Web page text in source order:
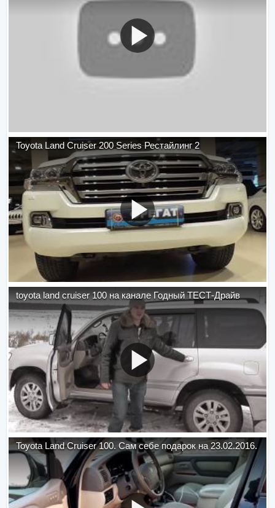
Toyota Land Cruiser 200 Series Рестайлинг 2
toyota land cruiser 100 на канале Годный ТЕСТ-Драйв
Toyota Land Cruiser 100. Сам себе подарок на 23.02.2016.